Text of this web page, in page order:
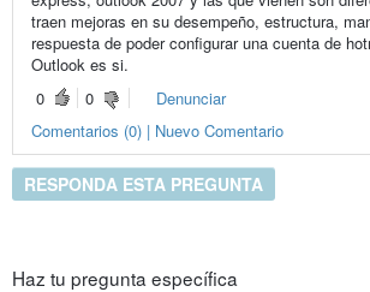
traen mejoras en su desempeño, estructura,
respuesta de poder configurar una cuenta de
Outlook es si.
0
0
Denunciar
Comentarios (0) | Nuevo Comentario
RESPONDA ESTA PREGUNTA
Haz tu pregunta específica